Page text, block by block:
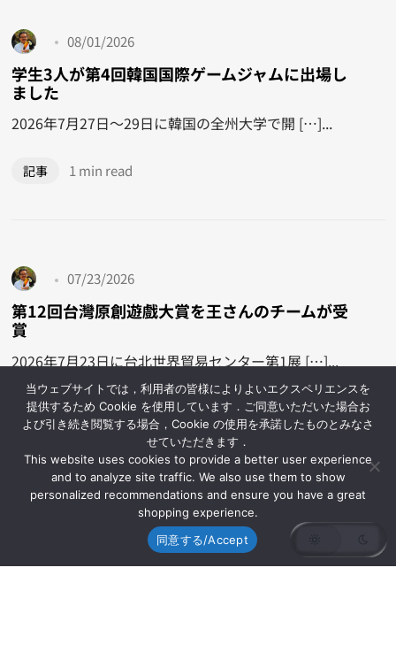
08/01/2026
学生3人が第4回韓国国際ゲームジャムに出場し
ました
2026年7月27日〜29日に韓国の全州大学で開 […]...
記事 1 min read
07/23/2026
第12回台灣原創遊戲大賞を王さんのチームが受
賞
2026年7月23日に台北世界貿易センター第1展 […]...
記事 1 min read
川上上席客員研究員が出演したNHK「歴史探偵
秀吉のライバル明智光秀」が7月12日（日）に
当ウェブサイトでは，利用者の皆様によりよいエクスペリエンスを
提供するため Cookie を使用しています．ご同意いただいた場合お
よび引き続き閲覧する場合，Cookie の使用を承諾したものとみなさ
せていただきます．
This website uses cookies to provide a better user experience
and to analyze site traffic. We also use them to show
personalized recommendations and ensure you have a great
shopping experience.
同意する/Accept